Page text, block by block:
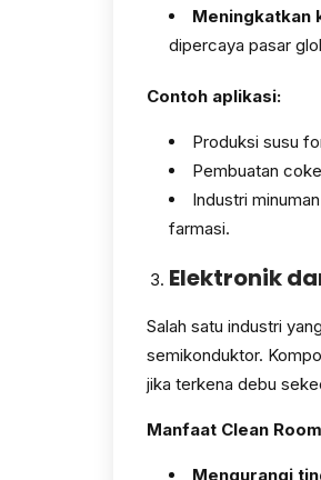
Meningkatkan
dipercaya pasar
Contoh aplikasi:
Produksi susu
Pembuatan
Industri
farmasi.
Elektronik
Salah satu industri
semikonduktor.
jika terkena debu
Manfaat Clean
Mengurangi